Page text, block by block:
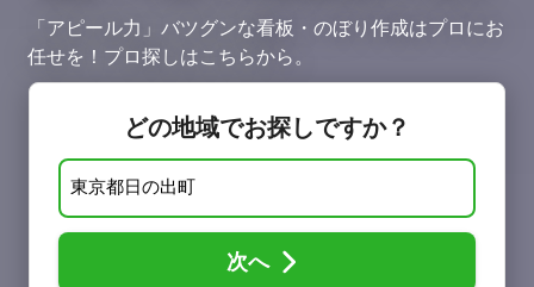
「アピール力」バツグンな看板・のぼり作成はプロにお
任せを！プロ探しはこちらから。
どの地域でお探しですか？
次へ